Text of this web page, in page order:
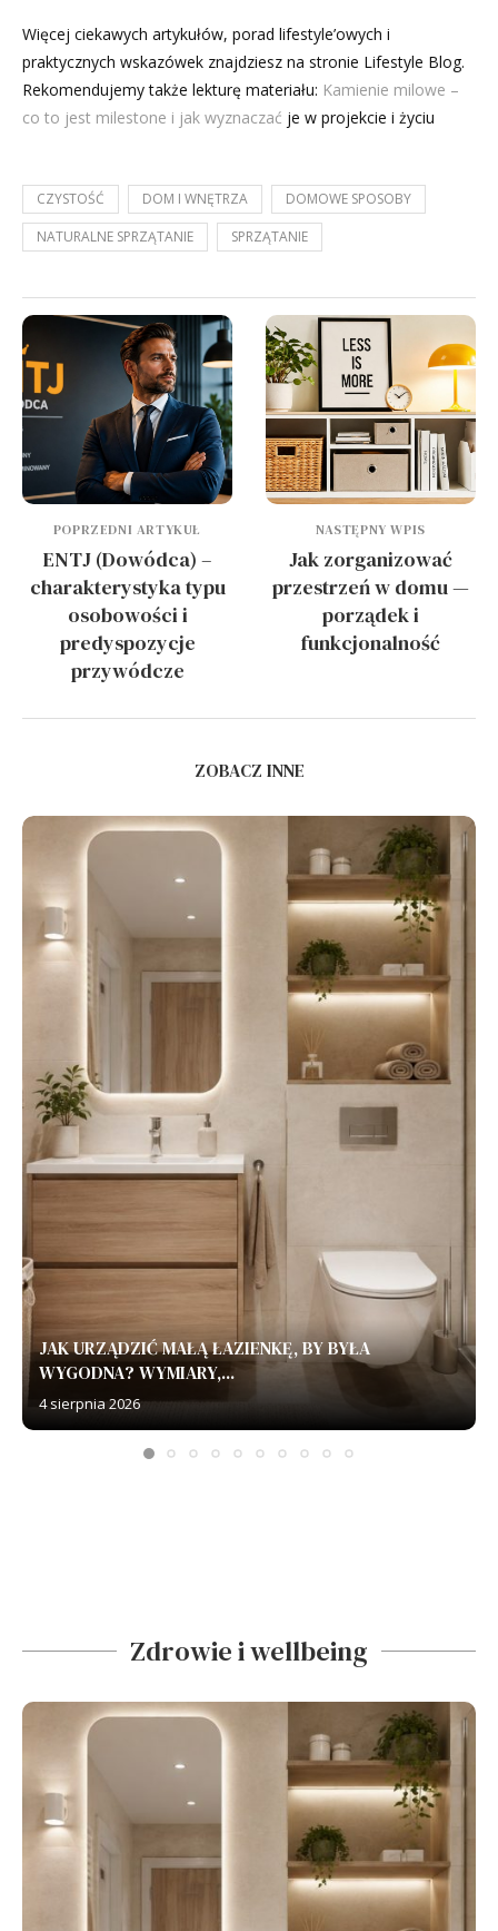
Więcej ciekawych artykułów, porad lifestyle’owych i
praktycznych wskazówek znajdziesz na stronie Lifestyle Blog.
Rekomendujemy także lekturę materiału: Kamienie milowe –
co to jest milestone i jak wyznaczać je w projekcie i życiu
CZYSTOŚĆ DOM I WNĘTRZA
DOMOWE SPOSOBY
NATURALNE SPRZĄTANIE
SPRZĄTANIE
POPRZEDNI ARTYKUŁ
ENTJ (Dowódca) –
charakterystyka typu
osobowości i
predyspozycje
przywódcze
NASTĘPNY WPIS
Jak zorganizować
przestrzeń w domu —
porządek i
funkcjonalność
ZOBACZ INNE
JAK URZĄDZIĆ MAŁĄ ŁAZIENKĘ, BY BYŁA
WYGODNA? WYMIARY,...
4 sierpnia 2026
Zdrowie i wellbeing